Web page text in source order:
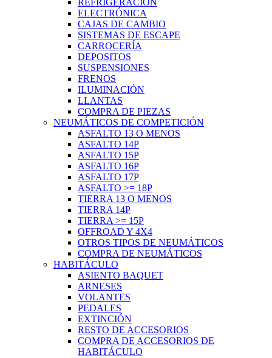
REFRIGERACIÓN
ELECTRÓNICA
CAJAS DE CAMBIO
SISTEMAS DE ESCAPE
CARROCERÍA
DEPOSITOS
SUSPENSIONES
FRENOS
ILUMINACIÓN
LLANTAS
COMPRA DE PIEZAS
NEUMÁTICOS DE COMPETICIÓN
ASFALTO 13 O MENOS
ASFALTO 14P
ASFALTO 15P
ASFALTO 16P
ASFALTO 17P
ASFALTO >= 18P
TIERRA 13 O MENOS
TIERRA 14P
TIERRA >= 15P
OFFROAD Y 4X4
OTROS TIPOS DE NEUMÁTICOS
COMPRA DE NEUMÁTICOS
HABITÁCULO
ASIENTO BAQUET
ARNESES
VOLANTES
PEDALES
EXTINCIÓN
RESTO DE ACCESORIOS
COMPRA DE ACCESORIOS DE
HABITÁCULO